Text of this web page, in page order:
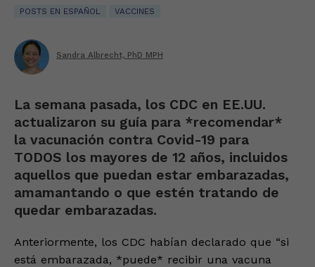
POSTS EN ESPAÑOL VACCINES
Sandra Albrecht, PhD MPH
La semana pasada, los CDC en EE.UU.
actualizaron su guía para *recomendar*
la vacunación contra Covid-19 para
TODOS los mayores de 12 años, incluidos
aquellos que puedan estar embarazadas,
amamantando o que estén tratando de
quedar embarazadas.
Anteriormente, los CDC habían declarado que “si
está embarazada, *puede* recibir una vacuna